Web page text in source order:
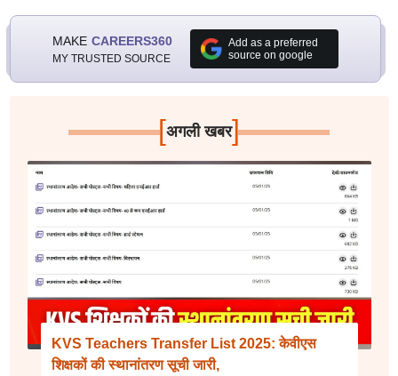
MAKE CAREERS360
MY TRUSTED SOURCE
Add as a preferred
source on google
[अगली खबर]
KVS Teachers Transfer List 2025: केवीएस
शिक्षकों की स्थानांतरण सूची जारी,